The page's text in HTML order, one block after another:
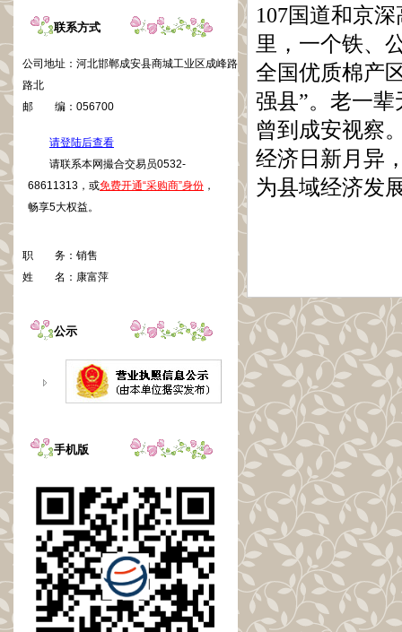
联系方式
公司地址： 河北邯郸成安县商城工业区成峰路
路北
邮 编： 056700
请登陆后查看
请联系本网撮合交易员0532-
68611313，或免费开通“采购商”身份 ，
畅享5大权益。
职 务： 销售
姓 名： 康富萍
公示
手机版
107国道和京
里，一个铁、
全国优质棉产
强县”。老一
曾到成安视察
经济日新月异
为县域经济发